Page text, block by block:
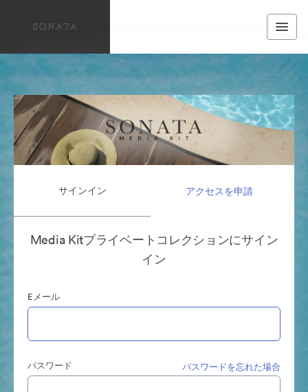
サインイン アクセスを申請
Media Kitプライベートコレクションにサイン
イン
Eメール
パスワード パスワードを忘れた場合